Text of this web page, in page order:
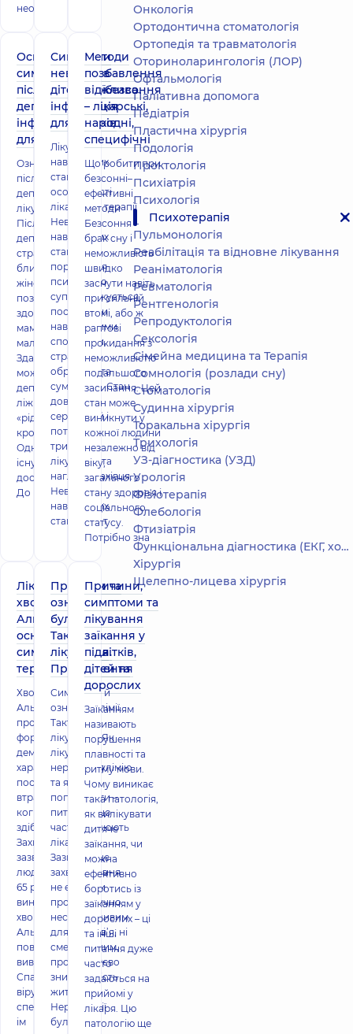
необхідно
Основні
симптоми
післяпологової
депресії –
інформація
для пацієнтів
Ознаки
післяпологової
депресії, методи
лікування
Післяпологова
депресія, від якої
страждає
близько 15%
жінок, негативно
позначається на
здоров'ї, як самої
мами, так і
малюка.
Здавалося б, яка
може бути
депресія, коли в
ліжку спить
«рідна
кровинка»?
Однак проблема
існує і вона
досить серйозна.
До ран
Симптоми
неврозу в
дітей: важлива
інформація
для батьків
Лікування
нав'язливих
станів:
особливості
лікарської терапії
Невроз
нав'язливих
станів –
порушення
психіки, що
супроводжується
постійними
нав'язливими
спогадами,
страхами,
образами та
сумнівами. Стан
доволі
серйозний і
потребує
тривалого
лікування та
нагляду фахівця.
Невроз
нав'язливих
станів має т
Методи
позбавлення
від безсоння
– лікарські,
народні,
специфічні
Що робити при
безсонні–
ефективні
методи
Безсоння –
брак сну і
неможливість
швидко
заснути навіть
при сильній
втомі, або ж
раптові
прокидання з
неможливістю
подальшого
засипання. Цей
стан може
виникнути у
кожної людини
незалежно від
віку,
загального
стану здоров'я і
соціального
статусу.
Потрібно зна
Лікування
хвороби
Альцгеймера:
основна і
симптоматична
терапія
Хвороба
Альцгеймера —
прогресуюча
форма старечої
деменції, що
характеризується
поступовою
втратою
когнітивних
здібностей.
Захворювання
зазвичай уражає
людей, старших за
65 років. Причини
виникнення
хвороби
Альцгеймера досі
повністю не
вивчені.
Спадковість,
віруси, травми,
специфічні реакції
ім
Причини та
ознаки
булімії.
Тактика
лікування.
Призначення
Симптоми й
ознаки булімії.
Тактика
лікування Як
лікувати
нервову булімію
та як її
попередити –
питання, що
часто хвилюють
лікарів.
Зазвичай це
захворювання
не є ні
прогностично
несприятливим
для здоров’я, ні
смертельним,
проте суттєво
знижує якість
життя.
Нервовою
булімією
Причини,
симптоми та
лікування
заїкання у
підлітків,
дітей та
дорослих
Заїканням
називають
порушення
плавності та
ритму мови.
Чому виникає
така патологія,
як вилікувати
дитяче
заїкання, чи
можна
ефективно
боротись із
заїканням у
дорослих – ці
та інші
питання дуже
часто
задаються на
прийомі у
лікаря. Цю
патологію ще
Онкологія
Ортодонтична стоматологія
Ортопедія та травматологія
Оториноларингологія (ЛОР)
Офтальмологія
Паліативна допомога
Педіатрія
Пластична хірургія
Подологiя
Проктологія
Психіатрія
Психологія
Психотерапія
Пульмонологія
Реабілітація та відновне лікування
Реаніматологія
Ревматологія
Рентгенологія
Репродуктологія
Сексологія
Сімейна медицина та Терапія
Сомнологія (розлади сну)
Стоматологія
Судинна хірургія
Торакальна хірургія
Трихологія
УЗ-діагностика (УЗД)
Урологія
Фізіотерапія
Флебологія
Фтизіатрія
Функціональна діагностика (ЕКГ, холтер, добове АТ)
Хірургія
Щелепно-лицева хірургія